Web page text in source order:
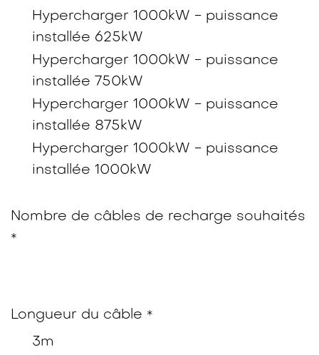
Hypercharger 1000kW - puissance
installée 625kW
Hypercharger 1000kW - puissance
installée 750kW
Hypercharger 1000kW - puissance
installée 875kW
Hypercharger 1000kW - puissance
installée 1000kW
Nombre de câbles de recharge souhaités
*
Longueur du câble *
3m